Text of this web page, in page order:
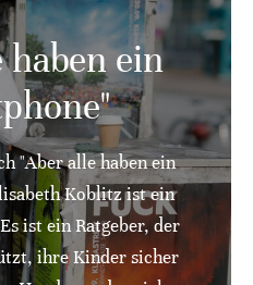
haben ein
"Aber alle haben ein
Koblitz ist ein
ist ein Ratgeber, der
ihre Kinder sicher